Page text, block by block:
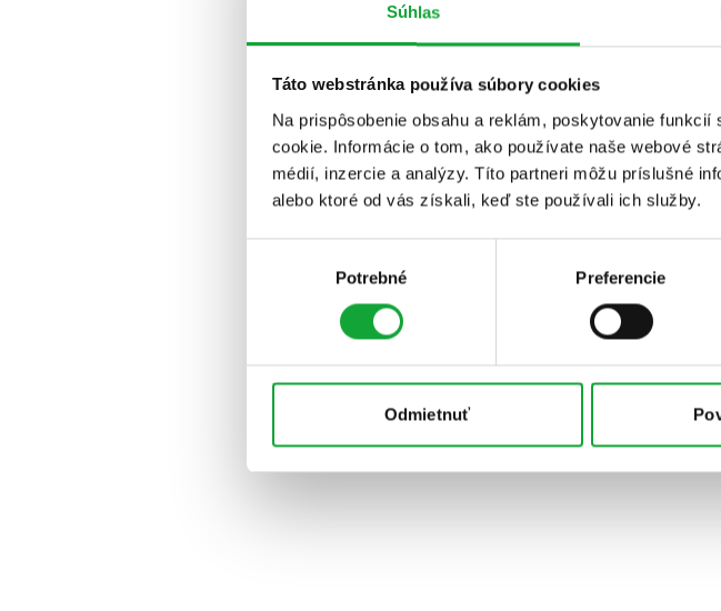
Súhlas
Táto webstránka používa súbory cookies
Na prispôsobenie obsahu a reklám, poskytovanie
cookie. Informácie o tom, ako používate naše webové
médií, inzercie a analýzy. Títo partneri môžu príslušné
alebo ktoré od vás získali, keď ste používali ich služby.
Potrebné Preferencie
Odmietnuť